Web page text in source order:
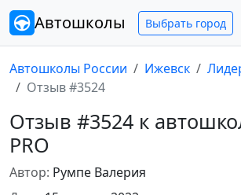
Автошколы Выбрать город
Автошколы России Ижевск
Отзыв #3524
Отзыв #3524 к
PRO
Автор: Румпе Валерия